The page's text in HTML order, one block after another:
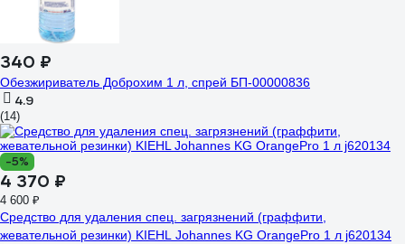
340 ₽
Обезжириватель Доброхим 1 л, спрей БП-00000836
4.9
(14)
-5%
4 370 ₽
4 600 ₽
Средство для удаления спец. загрязнений (граффити,
жевательной резинки) KIEHL Johannes KG OrangePro 1 л j620134